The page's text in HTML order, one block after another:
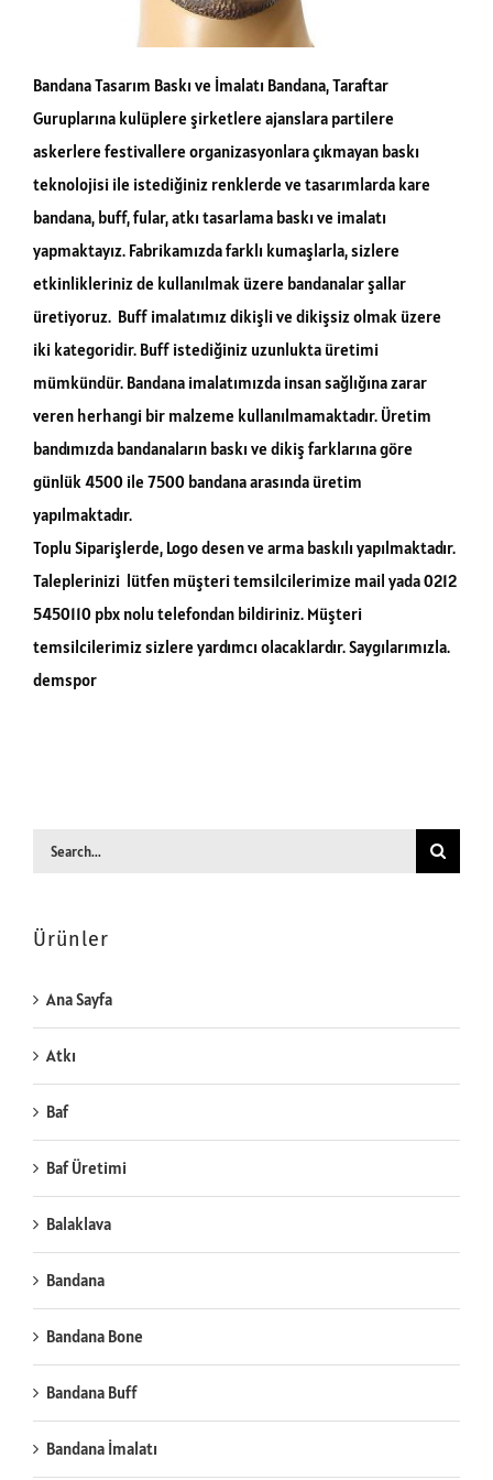
Bandana Tasarım Baskı ve İmalatı Bandana, Taraftar
Guruplarına kulüplere şirketlere ajanslara partilere
askerlere festivallere organizasyonlara çıkmayan baskı
teknolojisi ile istediğiniz renklerde ve tasarımlarda kare
bandana, buff, fular, atkı tasarlama baskı ve imalatı
yapmaktayız. Fabrikamızda farklı kumaşlarla, sizlere
etkinlikleriniz de kullanılmak üzere bandanalar şallar
üretiyoruz. Buff imalatımız dikişli ve dikişsiz olmak üzere
iki kategoridir. Buff istediğiniz uzunlukta üretimi
mümkündür. Bandana imalatımızda insan sağlığına zarar
veren herhangi bir malzeme kullanılmamaktadır. Üretim
bandımızda bandanaların baskı ve dikiş farklarına göre
günlük 4500 ile 7500 bandana arasında üretim
yapılmaktadır.
Toplu Siparişlerde, Logo desen ve arma baskılı yapılmaktadır.
Taleplerinizi lütfen müşteri temsilcilerimize mail yada 0212
5450110 pbx nolu telefondan bildiriniz. Müşteri
temsilcilerimiz sizlere yardımcı olacaklardır. Saygılarımızla.
demspor
Search
Ürünler
Ana Sayfa
Atkı
Baf
Baf Üretimi
Balaklava
Bandana
Bandana Bone
Bandana Buff
Bandana İmalatı